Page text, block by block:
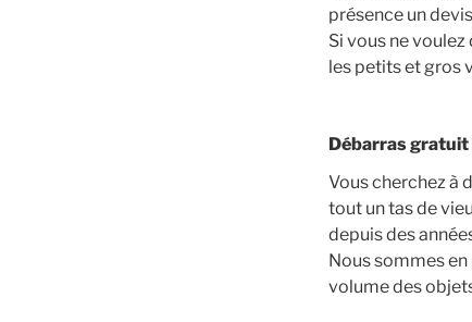
présence un
Si vous ne
les petits et gros
Débarras gratuit
Vous cherchez à
tout un tas de
depuis des
Nous sommes
volume des